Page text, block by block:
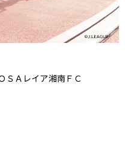
ＳＡレイア湘南ＦＣ